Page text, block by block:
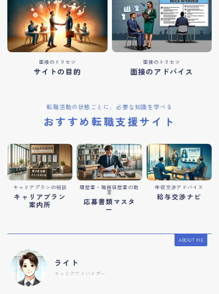
面接のトリセツ
サイトの目的
面接のトリセツ
面接のアドバイス
転職活動の状態ごとに、必要な知識を学べる
おすすめ転職支援サイト
キャリアプランの相談
キャリアプラン
案内所
履歴書・職務経歴書の助
言
応募書類マスタ
ー
年収交渉アドバイス
給与交渉ナビ
ABOUT ME
ライト
キャリアアドバイザー